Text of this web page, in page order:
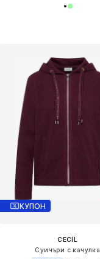
КУПОН
CECIL
Суичъри с качулка